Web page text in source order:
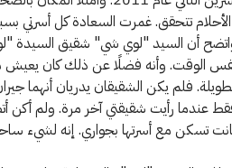
تتحقق. غمرت السعادة كل أسرتي
أن السيد "لوي شي" شقيق السيدة
الوقت. وأنه فضلًا عن ذلك كان يعيش
عندما رأيت شقيقتي آخر مرة. ولم أكن
تسكن مع أسرتها بجواري. إنه لشيء